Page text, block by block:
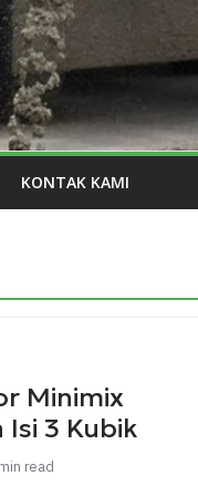
KONTAK KAMI
Minimix
Isi 3 Kubik
read